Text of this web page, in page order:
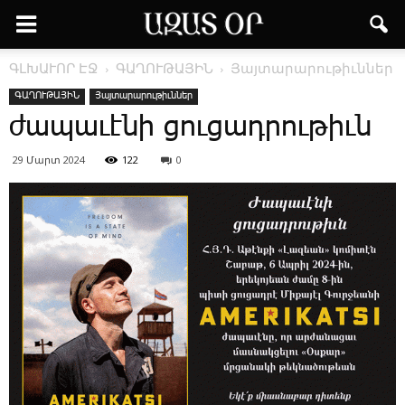
ԳԼԽԱՒՈՐ ԷՋ ԳԱՂՈՒԹԱՅԻՆ Յայտարարութիւններ
ԳԱՂՈՒԹԱՅԻՆ Յայտարարութիւններ
ժապաւէնի ցուցադրութիւն
29 Մարտ 2024 122 0